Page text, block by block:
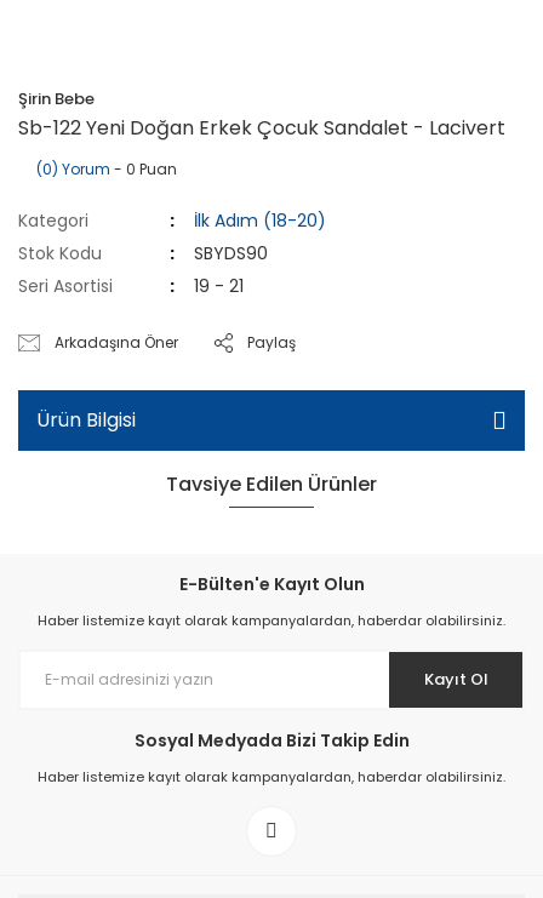
Şirin Bebe
Sb-122 Yeni Doğan Erkek Çocuk Sandalet - Lacivert
(0) Yorum - 0 Puan
Kategori
İlk Adım (18-20)
Stok Kodu
SBYDS90
Seri Asortisi
19 - 21
Arkadaşına Öner Paylaş
Ürün Bilgisi
Tavsiye Edilen Ürünler
E-Bülten'e Kayıt Olun
Haber listemize kayıt olarak kampanyalardan, haberdar olabilirsiniz.
Kayıt Ol
Sosyal Medyada Bizi Takip Edin
Haber listemize kayıt olarak kampanyalardan, haberdar olabilirsiniz.